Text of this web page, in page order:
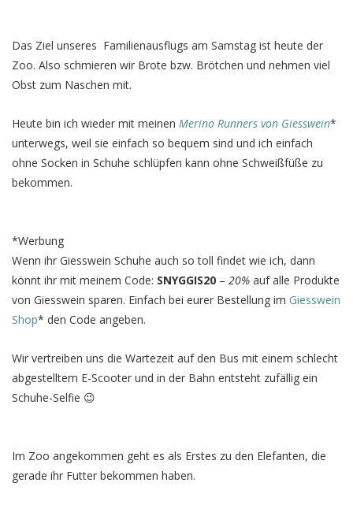
Das Ziel unseres Familienausflugs am Samstag ist heute der
Zoo. Also schmieren wir Brote bzw. Brötchen und nehmen viel
Obst zum Naschen mit.
Heute bin ich wieder mit meinen Merino Runners von Giesswein*
unterwegs, weil sie einfach so bequem sind und ich einfach
ohne Socken in Schuhe schlüpfen kann ohne Schweißfüße zu
bekommen.
*Werbung
Wenn ihr Giesswein Schuhe auch so toll findet wie ich, dann
könnt ihr mit meinem Code: SNYGGIS20 – 20% auf alle Produkte
von Giesswein sparen. Einfach bei eurer Bestellung im Giesswein
Shop* den Code angeben.
Wir vertreiben uns die Wartezeit auf den Bus mit einem schlecht
abgestelltem E-Scooter und in der Bahn entsteht zufällig ein
Schuhe-Selfie 😉
Im Zoo angekommen geht es als Erstes zu den Elefanten, die
gerade ihr Futter bekommen haben.